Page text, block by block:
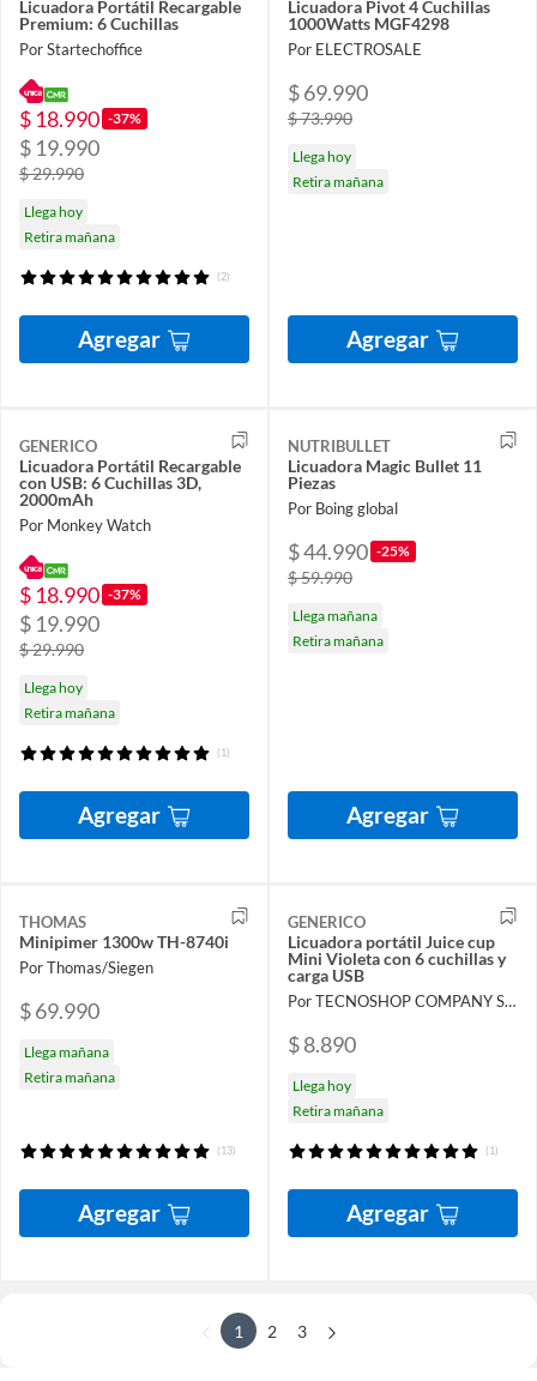
Licuadora Portátil Recargable
Premium: 6 Cuchillas
Por Startechoffice
$ 18.990 -37%
$ 19.990
$ 29.990
Llega hoy
Retira mañana
(2)
Agregar
Licuadora Pivot 4 Cuchillas
1000Watts MGF4298
Por ELECTROSALE
$ 69.990
$ 73.990
Llega hoy
Retira mañana
Agregar
GENERICO
Licuadora Portátil Recargable
con USB: 6 Cuchillas 3D,
2000mAh
Por Monkey Watch
$ 18.990 -37%
$ 19.990
$ 29.990
Llega hoy
Retira mañana
(1)
Agregar
NUTRIBULLET
Licuadora Magic Bullet 11
Piezas
Por Boing global
$ 44.990 -25%
$ 59.990
Llega mañana
Retira mañana
Agregar
THOMAS
Minipimer 1300w TH-8740i
Por Thomas/Siegen
$ 69.990
Llega mañana
Retira mañana
(13)
Agregar
GENERICO
Licuadora portátil Juice cup
Mini Violeta con 6 cuchillas y
carga USB
Por TECNOSHOP COMPANY SPA
$ 8.890
Llega hoy
Retira mañana
(1)
Agregar
1 2 3